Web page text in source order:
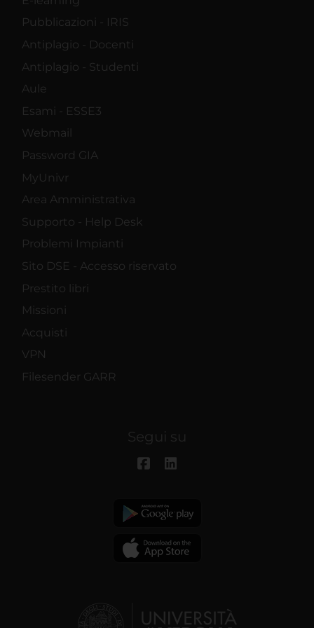
Pubblicazioni - IRIS
Antiplagio - Docenti
Antiplagio - Studenti
Aule
Esami - ESSE3
Webmail
Password GIA
MyUnivr
Area Amministrativa
Supporto - Help Desk
Problemi Impianti
Sito DSE - Accesso riservato
Prestito libri
Missioni
Acquisti
VPN
Filesender GARR
Segui su